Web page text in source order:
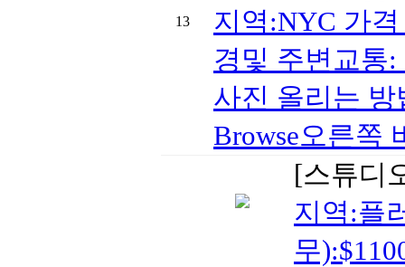
13
지역:NYC 가
경및 주변교통
사진 올리는 방
Browse오른쪽
[스튜디
지역:플
무